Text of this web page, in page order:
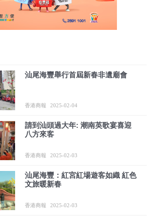
汕尾海豐舉行首屆新春非遺廟會
香港商報 2025-02-04
請到汕頭過大年: 潮南英歌宴喜迎
八方來客
香港商報 2025-02-03
汕尾海豐：紅宮紅場遊客如織 紅色
文旅暖新春
香港商報 2025-02-03